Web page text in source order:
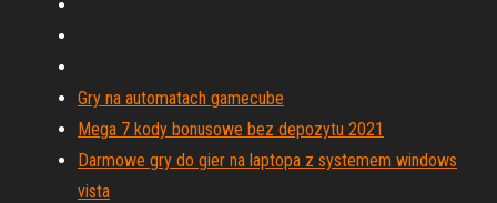
Gry na automatach gamecube
Mega 7 kody bonusowe bez depozytu 2021
Darmowe gry do gier na laptopa z systemem windows
vista